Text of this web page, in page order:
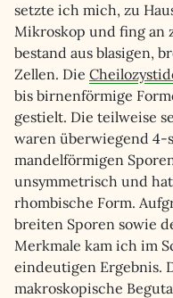
setzte ich mich, zu
Mikroskop und fing an
bestand aus blasigen,
Zellen. Die
bis birnenförmige
gestielt. Die teilweise
waren überwiegend 4-
mandelförmigen
unsymmetrisch und
rhombische Form.
breiten Sporen sowie
Merkmale kam ich im
eindeutigen Ergebnis.
makroskopische